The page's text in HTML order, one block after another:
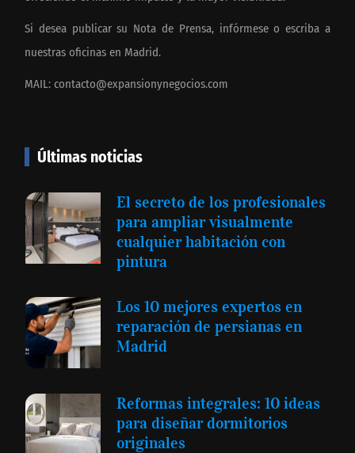
Si desea publicar su Nota de Prensa, infórmese o escriba a
nuestras oficinas en Madrid.
MAIL: contacto@expansionynegocios.com
Últimas noticias
El secreto de los profesionales
para ampliar visualmente
cualquier habitación con
pintura
Los 10 mejores expertos en
reparación de persianas en
Madrid
Reformas integrales: 10 ideas
para diseñar dormitorios
originales